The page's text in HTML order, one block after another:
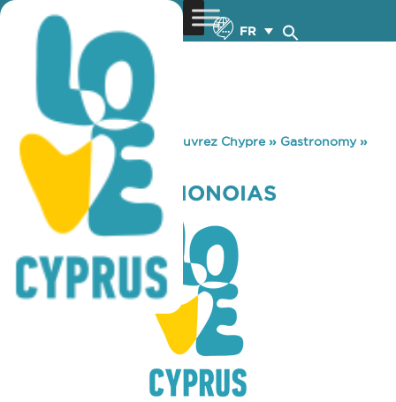
FR
You are here: Home »Découvrez Chypre» Gastronomy»
CLOCK CAFE OMONOIAS
CLOCK CAFE OMONOIAS